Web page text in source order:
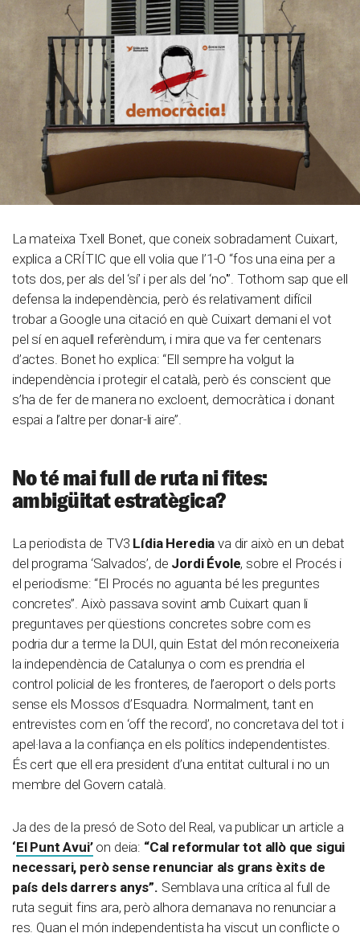
La mateixa Txell Bonet, que coneix sobradament Cuixart,
explica a CRÍTIC que ell volia que l’1-O “fos una eina per a
tots dos, per als del ‘sí’ i per als del ‘no'”. Tothom sap que ell
defensa la independència, però és relativament difícil
trobar a Google una citació en què Cuixart demani el vot
pel sí en aquell referèndum, i mira que va fer centenars
d’actes. Bonet ho explica: “Ell sempre ha volgut la
independència i protegir el català, però és conscient que
s’ha de fer de manera no excloent, democràtica i donant
espai a l’altre per donar-li aire”.
No té mai full de ruta ni fites:
ambigüitat estratègica?
La periodista de TV3 Lídia Heredia va dir això en un debat
del programa ‘Salvados’, de Jordi Évole, sobre el Procés i
el periodisme: “El Procés no aguanta bé les preguntes
concretes”. Això passava sovint amb Cuixart quan li
preguntaves per qüestions concretes sobre com es
podria dur a terme la DUI, quin Estat del món reconeixeria
la independència de Catalunya o com es prendria el
control policial de les fronteres, de l’aeroport o dels ports
sense els Mossos d’Esquadra. Normalment, tant en
entrevistes com en ‘off the record’, no concretava del tot i
apel·lava a la confiança en els polítics independentistes.
És cert que ell era president d’una entitat cultural i no un
membre del Govern català.
Ja des de la presó de Soto del Real, va publicar un article a
‘El Punt Avui’on deia: “Cal reformular tot allò que sigui
necessari, però sense renunciar als grans èxits de
país dels darrers anys”. Semblava una crítica al full de
ruta seguit fins ara, però alhora demanava no renunciar a
res. Quan el món independentista ha viscut un conflicte o